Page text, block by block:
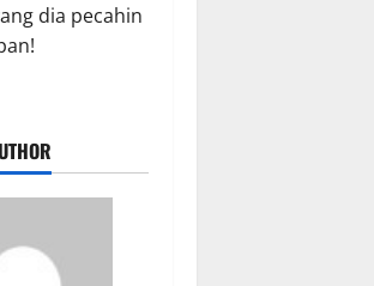
dia pecahin